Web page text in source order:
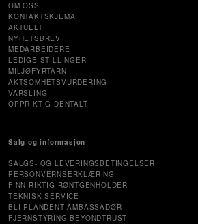
OM OSS
KONTAKTSKJEMA
AKTUELT
NYHETSBREV
MEDARBEIDERE
LEDIGE STILLINGER
MILJØFYRTÅRN
AKTSOMHETSVURDERING
VARSLING
OPPRIKTIG DENTALT
Salg og informasjon
SALGS- OG LEVERINGSBETINGELSER
PERSONVERNSERKLÆRING
FINN RIKTIG RØNTGENHOLDER
TEKNISK SERVICE
BLI PLANDENT AMBASSADØR
FJERNSTYRING BEYONDTRUST